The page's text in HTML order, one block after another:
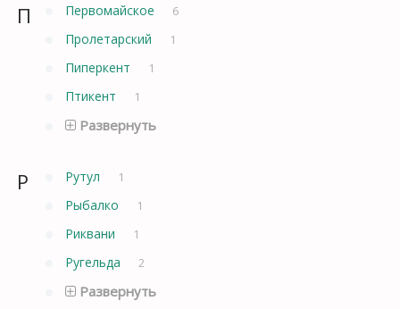
П Первомайское 6
Пролетарский 1
Пиперкент 1
Птикент 1
Развернуть
Р Рутул 1
Рыбалко 1
Риквани 1
Ругельда 2
Развернуть